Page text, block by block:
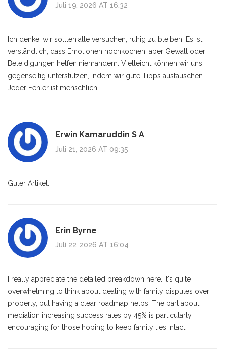
Juli 19, 2026 AT 16:32
Ich denke, wir sollten alle versuchen, ruhig zu bleiben. Es ist
verständlich, dass Emotionen hochkochen, aber Gewalt oder
Beleidigungen helfen niemandem. Vielleicht können wir uns
gegenseitig unterstützen, indem wir gute Tipps austauschen.
Jeder Fehler ist menschlich.
Erwin Kamaruddin S A
Juli 21, 2026 AT 09:35
Guter Artikel.
Erin Byrne
Juli 22, 2026 AT 16:04
I really appreciate the detailed breakdown here. It's quite
overwhelming to think about dealing with family disputes over
property, but having a clear roadmap helps. The part about
mediation increasing success rates by 45% is particularly
encouraging for those hoping to keep family ties intact.